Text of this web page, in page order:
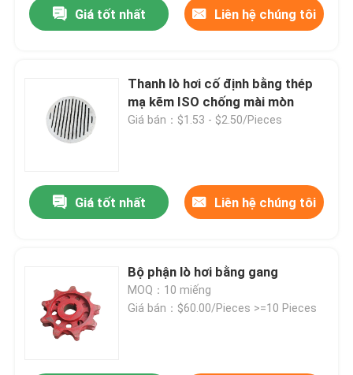
Giá tốt nhất Liên hệ chúng tôi
Thanh lò hơi cố định bằng thép
mạ kẽm ISO chống mài mòn
Giá bán：$1.53 - $2.50/Pieces
Giá tốt nhất Liên hệ chúng tôi
Bộ phận lò hơi bằng gang
MOQ：10 miếng
Giá bán：$60.00/Pieces >=10 Pieces